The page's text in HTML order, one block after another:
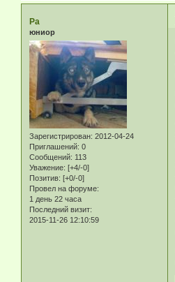
Ра
юниор
Зарегистрирован: 2012-04-24
Приглашений: 0
Сообщений: 113
Уважение: [+4/-0]
Позитив: [+0/-0]
Провел на форуме:
1 день 22 часа
Последний визит:
2015-11-26 12:10:59